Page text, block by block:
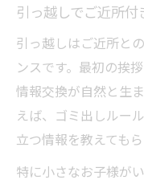
引っ越しでご近所
引っ越しはご近所と
ンスです。最初の挨
情報交換が自然と生
えば、ゴミ出しルー
立つ情報を教えても
特に小さなお子様が